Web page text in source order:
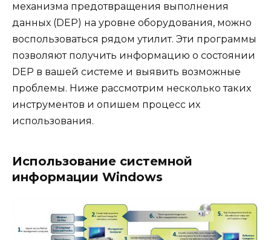
механизма предотвращения выполнения
данных (DEP) на уровне оборудования, можно
воспользоваться рядом утилит. Эти программы
позволяют получить информацию о состоянии
DEP в вашей системе и выявить возможные
проблемы. Ниже рассмотрим несколько таких
инструментов и опишем процесс их
использования.
Использование системной
информации Windows